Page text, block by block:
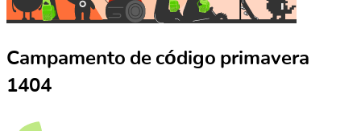
Campamento de código primavera
1404